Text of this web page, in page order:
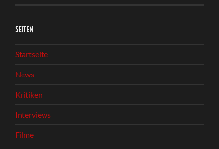
SEITEN
Startseite
News
Kritiken
Interviews
Filme